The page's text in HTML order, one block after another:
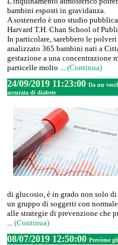
bambini esposti in gravidanza.
A sostenerlo è uno studio
Harvard T.H. Chan School of
In particolare, sarebbero le
analizzato 365 bambini nati a
gestazione a una concentrazione
particelle molto ... (Continua)
24/09/2019 11:23:00 Da un
accurata di diabete
di glucosio, è in grado non solo
un gruppo di soggetti con
alle strategie di prevenzione che
... (Continua)
08/07/2019 12:50:00 Previene